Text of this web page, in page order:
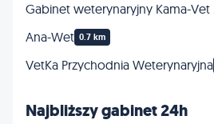
Ana-Wet 0.7 km
VetKa Przychodnia Weterynaryjna
Najbliższy gabinet 24h